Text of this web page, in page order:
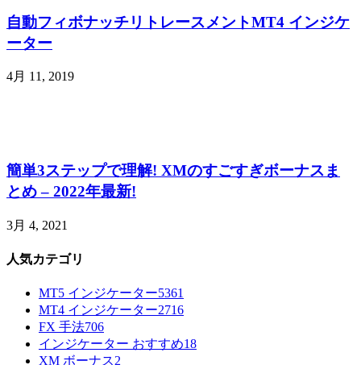
自動フィボナッチリトレースメントMT4 インジケ
ーター
4月 11, 2019
簡単3ステップで理解! XMのすごすぎボーナスま
とめ – 2022年最新!
3月 4, 2021
人気カテゴリ
MT5 インジケーター5361
MT4 インジケーター2716
FX 手法706
インジケーター おすすめ18
XM ボーナス2